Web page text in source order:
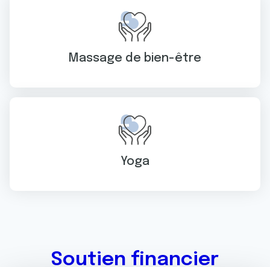
Massage de bien-être
Yoga
Soutien financier